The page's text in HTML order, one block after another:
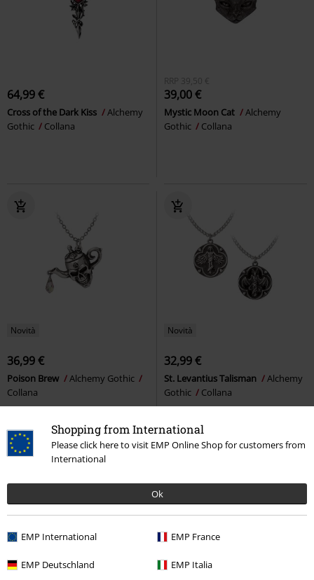
Shopping from International
Please click here to visit EMP Online Shop for customers from
International
Ok
EMP International EMP France
EMP Deutschland EMP Italia
64,99 €
Cross of the Dark Kiss
Alchemy
Gothic
Collana
RRP 39,50 €
39,00 €
Mystic Moon Cat
Alchemy
Gothic
Collana
Novità
36,99 €
Poison Brew
Alchemy Gothic
Collana
Novità
32,99 €
St. Levantius Talisman
Alchemy
Gothic
Collana